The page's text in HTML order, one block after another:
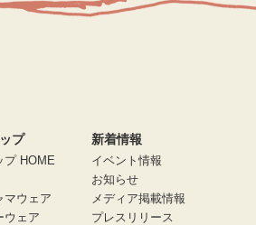
プ
プ HOME
マウェア
ウェア
新着情報
イベント情報
お知らせ
メディア掲載情報
プレスリリース